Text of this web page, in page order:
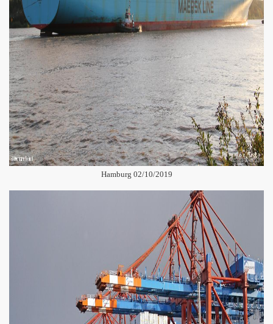
Hamburg 02/10/2019